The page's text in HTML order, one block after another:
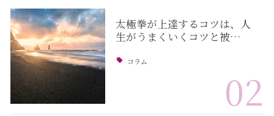
太極拳が上達するコツは、人
生がうまくいくコツと被…
コラム
02